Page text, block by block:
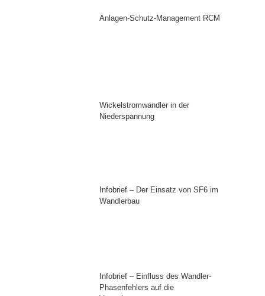
Anlagen-Schutz-Management RCM
Wickelstromwandler in der
Niederspannung
Infobrief – Der Einsatz von SF6 im
Wandlerbau
Infobrief – Einfluss des Wandler-
Phasenfehlers auf die